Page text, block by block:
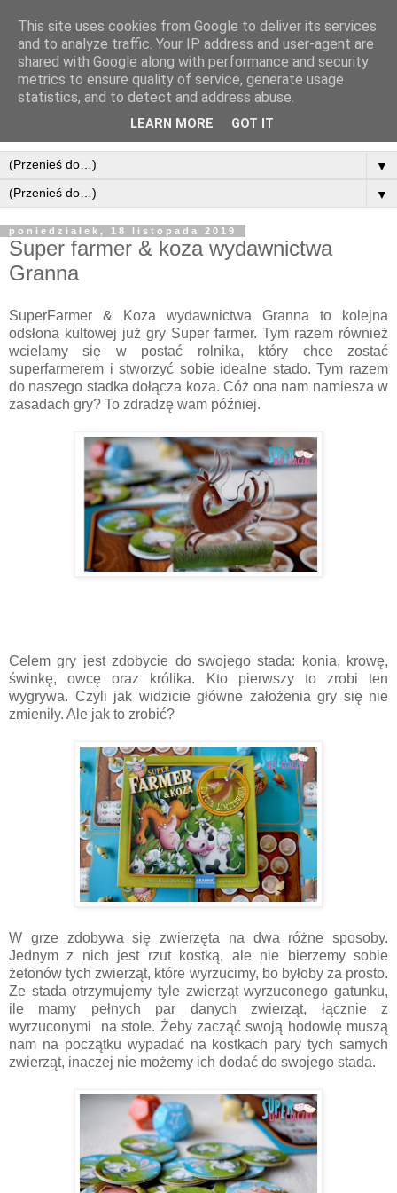
▼
▼
poniedziałek, 18 listopada 2019
Super farmer & koza wydawnictwa
Granna
SuperFarmer & Koza wydawnictwa Granna to kolejna
odsłona kultowej już gry Super farmer. Tym razem również
wcielamy się w postać rolnika, który chce zostać
superfarmerem i stworzyć sobie idealne stado. Tym razem
do naszego stadka dołącza koza. Cóż ona nam namiesza w
zasadach gry? To zdradzę wam później.
Celem gry jest zdobycie do swojego stada: konia, krowę,
świnkę, owcę oraz królika. Kto pierwszy to zrobi ten
wygrywa. Czyli jak widzicie główne założenia gry się nie
zmieniły. Ale jak to zrobić?
W grze zdobywa się zwierzęta na dwa różne sposoby.
Jednym z nich jest rzut kostką, ale nie bierzemy sobie
żetonów tych zwierząt, które wyrzucimy, bo byłoby za prosto.
Ze stada otrzymujemy tyle zwierząt wyrzuconego gatunku,
ile mamy pełnych par danych zwierząt, łącznie z
wyrzuconymi na stole. Żeby zacząć swoją hodowlę muszą
nam na początku wypadać na kostkach pary tych samych
zwierząt, inaczej nie możemy ich dodać do swojego stada.
This site uses cookies from Google to deliver its services
and to analyze traffic. Your IP address and user-agent are
shared with Google along with performance and security
metrics to ensure quality of service, generate usage
statistics, and to detect and address abuse.
LEARN MORE GOT IT